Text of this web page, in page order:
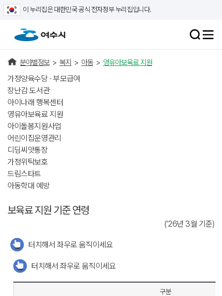
이 누리집은 대한민국 공식 전자정부 누리집입니다.
분야별정보 > 복지 > 아동 > 영유아보육료 지원
가정양육수당 · 부모급여
장난감 도서관
아이나래 행복센터
영유아보육료 지원
아이돌봄지원사업
어린이집운영관리
디딤씨앗통장
가정위탁보호
드림스타트
아동학대 예방
보육료 지원 기준 연령
(’26년 3월 기준)
터치해서 좌우로 움직이세요
터치해서 좌우로 움직이세요
구분